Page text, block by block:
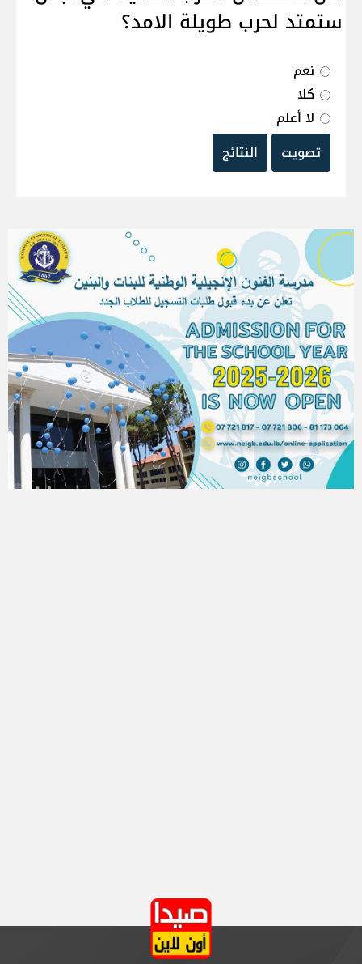
ستمتد لحرب طويلة الامد؟
نعم
كلا
لا أعلم
تصويت
النتائج